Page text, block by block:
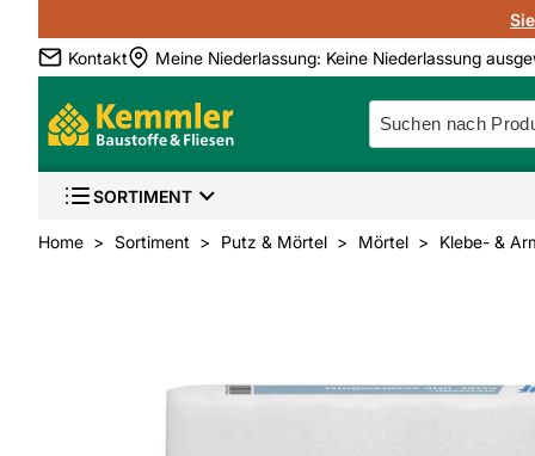
Kontakt
Meine Niederlassung: Keine Niederlassung
SORTIMENT
Home Sortiment Putz & Mörtel Mörtel Klebe- &